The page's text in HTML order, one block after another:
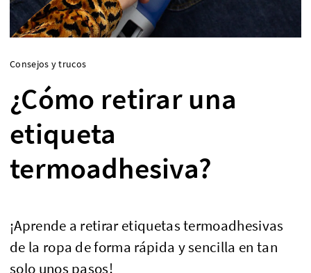
Consejos y trucos
¿Cómo retirar una
etiqueta
termoadhesiva?
¡Aprende a retirar etiquetas termoadhesivas
de la ropa de forma rápida y sencilla en tan
solo unos pasos!